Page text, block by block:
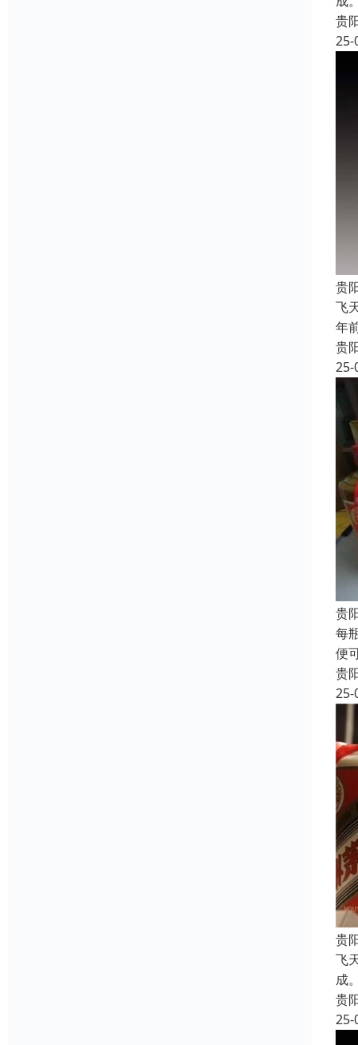
贵
25-
贵
飞
年
贵
25-
贵
每
便
贵
25-
贵
飞
成
贵
25-